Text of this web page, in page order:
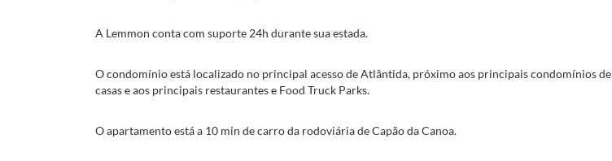
A Lemmon conta com suporte 24h durante sua estada.
O condomínio está localizado no principal acesso de Atlântida, próximo aos principais condomínios de
casas e aos principais restaurantes e Food Truck Parks.
O apartamento está a 10 min de carro da rodoviária de Capão da Canoa.